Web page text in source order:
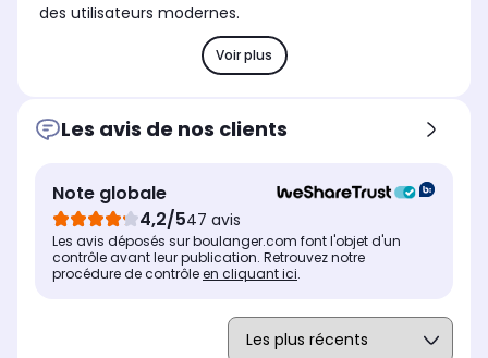
des utilisateurs modernes.
Voir plus
Les avis de nos clients
Note globale
4,2/547 avis
Les avis déposés sur boulanger.com font l'objet d'un
contrôle avant leur publication. Retrouvez notre
procédure de contrôleen cliquant ici.